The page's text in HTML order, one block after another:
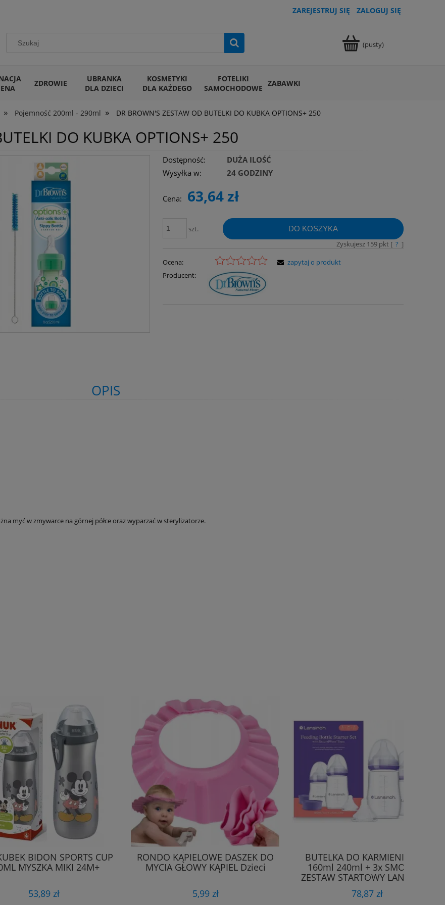
ZAREJESTRUJ SIĘ ZALOGUJ SIĘ
(pusty)
ZDROWIE
UBRANKA
DLA DZIECI
KOSMETYKI
DLA KAŻDEGO
FOTELIKI
SAMOCHODOWE ZABAWKI
» Pojemność 200ml - 290ml » DR BROWN'S ZESTAW OD BUTELKI DO KUBKA OPTIONS+ 250
DO KUBKA OPTIONS+ 250
Dostępność:
DUŻA ILOŚĆ
Wysyłka w:
24 GODZINY
Cena: 63,64 zł
szt. DO KOSZYKA
Zyskujesz 159pkt [ ? ]
Ocena:
Producent:
zapytaj o produkt
OPIS
myć w zmywarce na górnej półce oraz wyparzać w sterylizatorze.
BIDON SPORTS CUP
MYSZKA MIKI 24M+
53,89 zł
RONDO KĄPIELOWE DASZEK DO
MYCIA GŁOWY KĄPIEL Dzieci
5,99 zł
BUTELKA DO KARMIENIA 2szt
160ml 240ml + 3x SMOCZEK
ZESTAW STARTOWY LANSINOH
78,87 zł